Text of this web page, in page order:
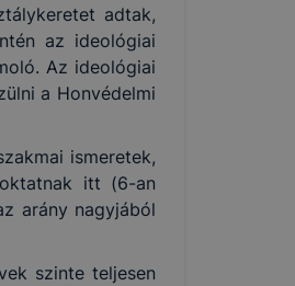
adtak,
az ideológiai
Az ideológiai
a Honvédelmi
ismeretek,
itt (6-an
arány nagyjából
szinte teljesen